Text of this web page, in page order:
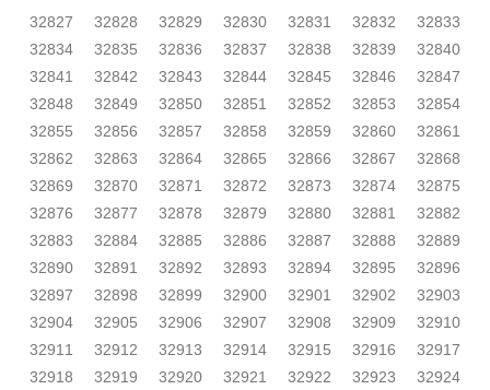
32827
32828 32829 32830 32831 32832
32833
32834
32835 32836 32837 32838 32839
32840
32841
32842 32843 32844 32845 32846
32847
32848
32849 32850 32851 32852 32853
32854
32855
32856 32857 32858 32859 32860
32861
32862
32863 32864 32865 32866 32867
32868
32869
32870 32871 32872 32873 32874
32875
32876
32877 32878 32879 32880 32881
32882
32883
32884 32885 32886 32887 32888
32889
32890
32891 32892 32893 32894 32895
32896
32897
32898 32899 32900 32901 32902
32903
32904
32905 32906 32907 32908 32909
32910
32911
32912 32913 32914 32915 32916
32917
32918
32919 32920 32921 32922 32923
32924